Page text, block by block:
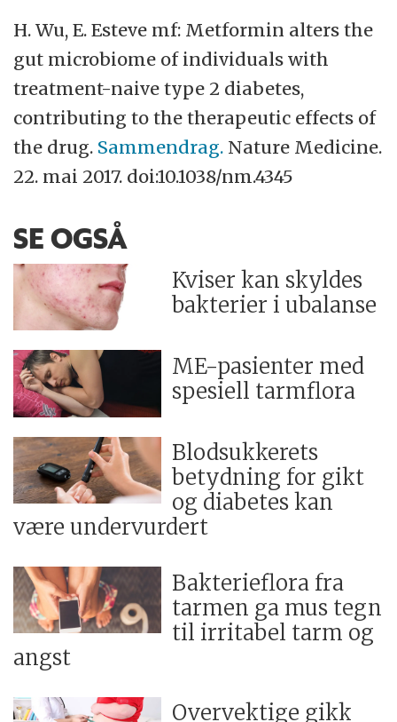
H. Wu, E. Esteve mf: Metformin alters the
gut microbiome of individuals with
treatment-naive type 2 diabetes,
contributing to the therapeutic effects of
the drug. Sammendrag. Nature Medicine.
22. mai 2017. doi:10.1038/nm.4345
SE OGSÅ
Kviser kan skyldes
bakterier i ubalanse
ME-pasienter med
spesiell tarmflora
Blodsukkerets
betydning for gikt
og diabetes kan
være undervurdert
Bakterieflora fra
tarmen ga mus tegn
til irritabel tarm og
angst
Overvektige gikk